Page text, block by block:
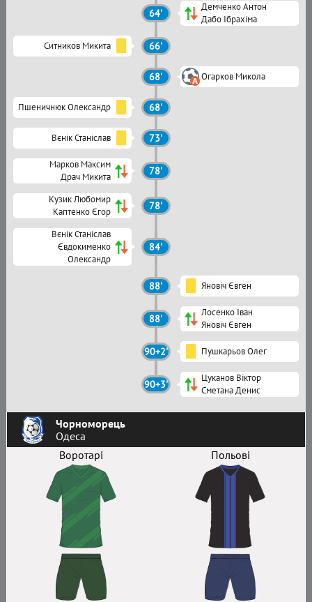
Чорноморець
Одеса
Воротарі
Польові
64'
Демченко Антон
Дабо Ібрахіма
Ситников Микита 66'
68' Огарков Микола
Пшеничнюк Олександр 68'
Вєнік Станіслав 73'
Марков Максим
Драч Микита
78'
Кузик Любомир
Каптенко Єгор
78'
Вєнік Станіслав
Євдокименко
Олександр
84'
88' Яновіч Євген
88'
Лосенко Іван
Яновіч Євген
90+2' Пушкарьов Олег
90+3'
Цуканов Віктор
Сметана Денис